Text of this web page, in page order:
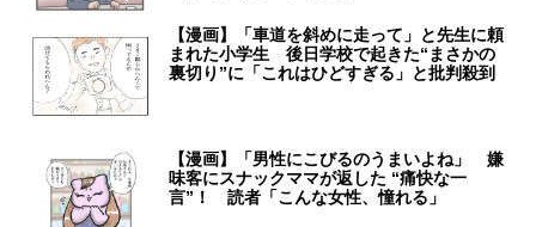
【漫画】「車道を斜めに走って」と先生に頼
まれた小学生 後日学校で起きた“まさかの
裏切り”に「これはひどすぎる」と批判殺到
【漫画】「男性にこびるのうまいよね」 嫌
味客にスナックママが返した “痛快な一
言”！ 読者「こんな女性、憧れる」